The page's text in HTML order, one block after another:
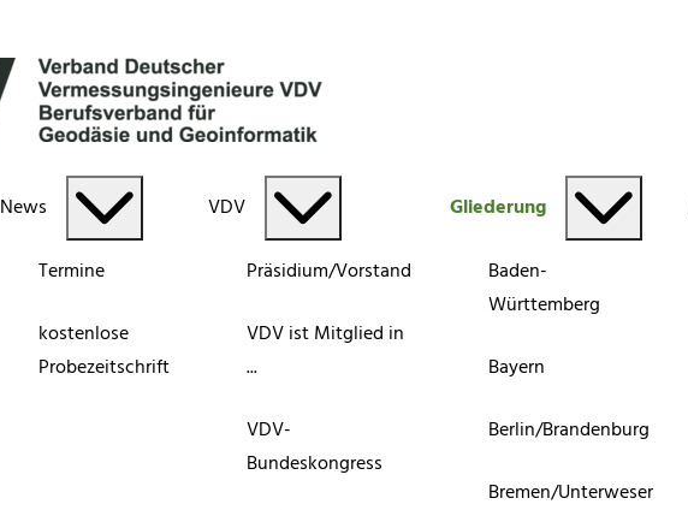
News
Termine
kostenlose
Probezeitschrift
VDV
Präsidium/Vorstand
VDV ist Mitglied in
...
VDV-
Bundeskongress
Gliederung
Baden-
Württemberg
Bayern
Berlin/Brandenburg
Bremen/Unterweser